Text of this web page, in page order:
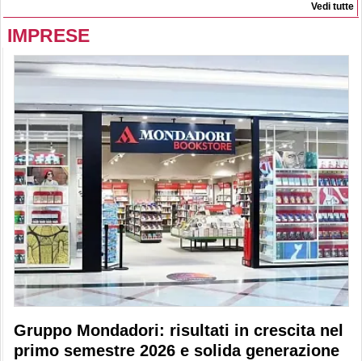
Vedi tutte
IMPRESE
Gruppo Mondadori: risultati in crescita nel
primo semestre 2026 e solida generazione